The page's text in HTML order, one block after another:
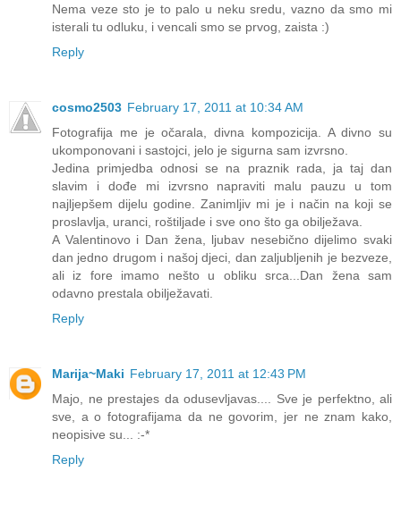
Nema veze sto je to palo u neku sredu, vazno da smo mi
isterali tu odluku, i vencali smo se prvog, zaista :)
Reply
cosmo2503 February 17, 2011 at 10:34 AM
Fotografija me je očarala, divna kompozicija. A divno su
ukomponovani i sastojci, jelo je sigurna sam izvrsno.
Jedina primjedba odnosi se na praznik rada, ja taj dan
slavim i dođe mi izvrsno napraviti malu pauzu u tom
najljepšem dijelu godine. Zanimljiv mi je i način na koji se
proslavlja, uranci, roštiljade i sve ono što ga obilježava.
A Valentinovo i Dan žena, ljubav nesebično dijelimo svaki
dan jedno drugom i našoj djeci, dan zaljubljenih je bezveze,
ali iz fore imamo nešto u obliku srca...Dan žena sam
odavno prestala obilježavati.
Reply
Marija~Maki February 17, 2011 at 12:43 PM
Majo, ne prestajes da odusevljavas.... Sve je perfektno, ali
sve, a o fotografijama da ne govorim, jer ne znam kako,
neopisive su... :-*
Reply